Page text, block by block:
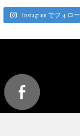
Instagram でフォロー